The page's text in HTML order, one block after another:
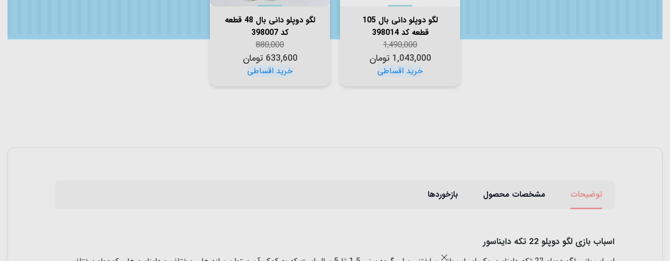
لگو دوپلو دانی بال 105
قطعه کد 398014
1,490,000
1,043,000 تومان
لگو دوپلو دانی بال 48 قطعه
کد 398007
880,000
633,600 تومان
توضیحات مشخصات محصول بازخوردها
اسباب بازی لگو دوپلو 22 تکه دایناسور